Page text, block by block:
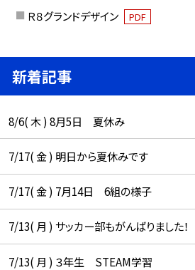
Ｒ８グランドデザイン PDF
新着記事
8/6( 木 ) 8月5日 夏休み
7/17( 金 ) 明日から夏休みです
7/17( 金 ) 7月14日 6組の様子
7/13( 月 ) サッカー部もがんばりました！
7/13( 月 ) ３年生 STEAM学習